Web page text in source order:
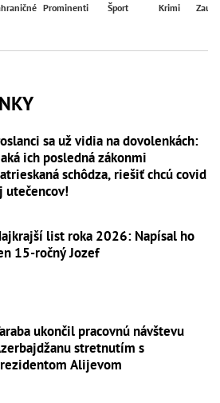
Prominenti Šport Krimi
sa už vidia na dovolenkách:
ich posledná zákonmi
schôdza, riešiť chcú covid
utečencov!
list roka 2026: Napísal ho
15-ročný Jozef
ukončil pracovnú návštevu
stretnutím s
Alijevom